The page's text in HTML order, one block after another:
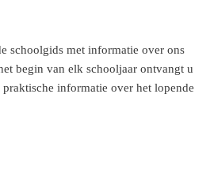
schoolgids met informatie over ons
begin van elk schooljaar ontvangt u
praktische informatie over het lopende